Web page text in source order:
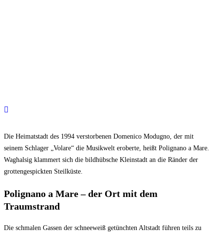
Die Heimatstadt des 1994 verstorbenen Domenico Modugno, der mit
seinem Schlager „Volare“ die Musikwelt eroberte, heißt Polignano a Mare.
Waghalsig klammert sich die bildhübsche Kleinstadt an die Ränder der
grottengespickten Steilküste.
Polignano a Mare – der Ort mit dem
Traumstrand
Die schmalen Gassen der schneeweiß getünchten Altstadt führen teils zu